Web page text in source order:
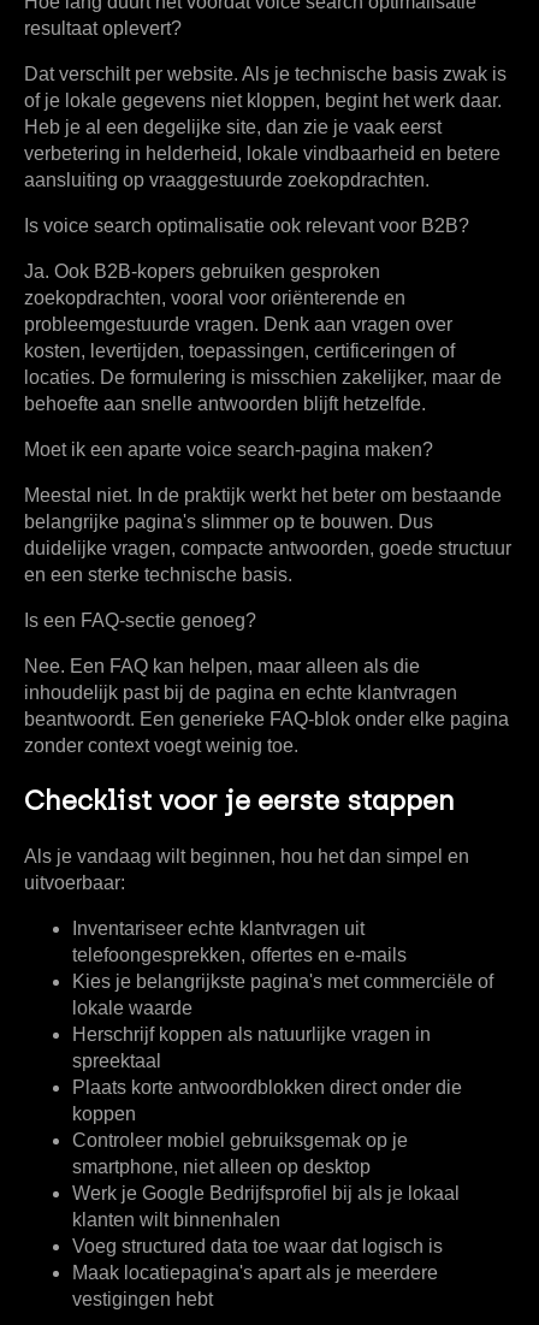
resultaat oplevert?
Dat verschilt per website. Als je technische basis zwak is
of je lokale gegevens niet kloppen, begint het werk daar.
Heb je al een degelijke site, dan zie je vaak eerst
verbetering in helderheid, lokale vindbaarheid en betere
aansluiting op vraaggestuurde zoekopdrachten.
Is voice search optimalisatie ook relevant voor B2B?
Ja. Ook B2B-kopers gebruiken gesproken
zoekopdrachten, vooral voor oriënterende en
probleemgestuurde vragen. Denk aan vragen over
kosten, levertijden, toepassingen, certificeringen of
locaties. De formulering is misschien zakelijker, maar de
behoefte aan snelle antwoorden blijft hetzelfde.
Moet ik een aparte voice search-pagina maken?
Meestal niet. In de praktijk werkt het beter om bestaande
belangrijke pagina's slimmer op te bouwen. Dus
duidelijke vragen, compacte antwoorden, goede structuur
en een sterke technische basis.
Is een FAQ-sectie genoeg?
Nee. Een FAQ kan helpen, maar alleen als die
inhoudelijk past bij de pagina en echte klantvragen
beantwoordt. Een generieke FAQ-blok onder elke pagina
zonder context voegt weinig toe.
Checklist voor je eerste stappen
Als je vandaag wilt beginnen, hou het dan simpel en
uitvoerbaar:
Inventariseer echte klantvragen uit
telefoongesprekken, offertes en e-mails
Kies je belangrijkste pagina's met commerciële of
lokale waarde
Herschrijf koppen als natuurlijke vragen in
spreektaal
Plaats korte antwoordblokken direct onder die
koppen
Controleer mobiel gebruiksgemak op je
smartphone, niet alleen op desktop
Werk je Google Bedrijfsprofiel bij als je lokaal
klanten wilt binnenhalen
Voeg structured data toe waar dat logisch is
Maak locatiepagina's apartals je meerdere
vestigingen hebt